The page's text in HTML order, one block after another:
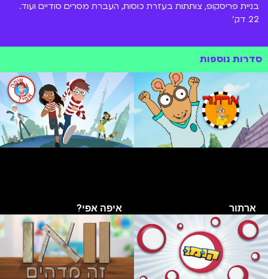
בניית פריסקופ, צותתות בעזרת כוסות, העברת מסרים סודיים ועוד.
22 דק'
סדרות נוספות
ארתור איפה אפי?